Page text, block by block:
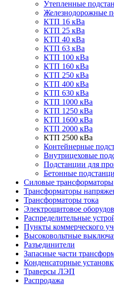
Утепленные
Железнодорожные
КТП 16 кВа
КТП 25 кВа
КТП 40 кВа
КТП 63 кВа
КТП 100 кВа
КТП 160 кВа
КТП 250 кВа
КТП 400 кВа
КТП 630 кВа
КТП 1000 кВа
КТП 1250 кВа
КТП 1600 кВа
КТП 2000 кВа
КТП 2500 кВа
Контейнерные
Внутрицеховые
Подстанции для
Бетонные
Силовые трансформаторы
Трансформаторы
Трансформаторы тока
Электрощитовое
Распределительные
Пункты коммерческого
Высоковольтные
Разъединители
Запасные части
Конденсаторные
Траверсы ЛЭП
Распродажа